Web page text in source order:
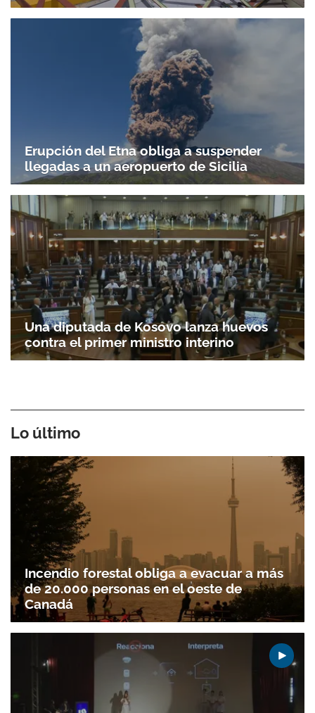
Erupción del Etna obliga a suspender
llegadas a un aeropuerto de Sicilia
Una diputada de Kosovo lanza huevos
contra el primer ministro interino
Lo último
Incendio forestal obliga a evacuar a más
de 20.000 personas en el oeste de
Canadá